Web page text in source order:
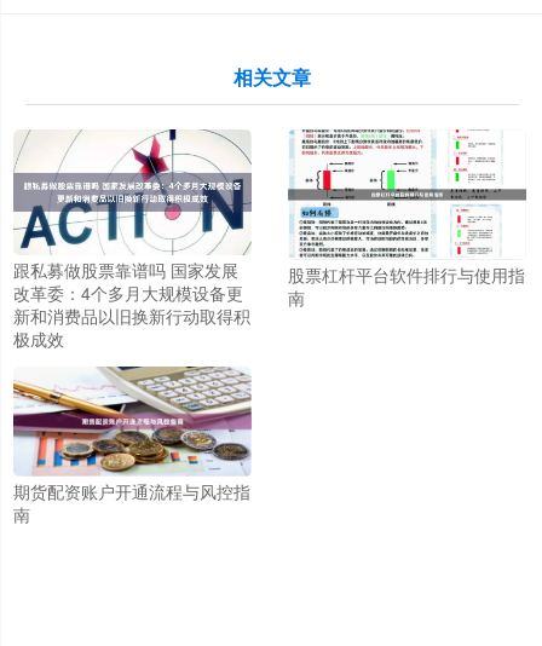
相关文章
跟私募做股票靠谱吗 国家发展
改革委：4个多月大规模设备更
新和消费品以旧换新行动取得积
极成效
股票杠杆平台软件排行与使用指
南
期货配资账户开通流程与风控指
南